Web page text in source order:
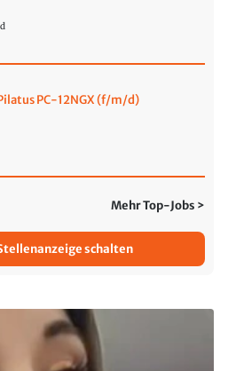
PC-12NGX (f/m/d)
Mehr Top-Jobs >
schalten